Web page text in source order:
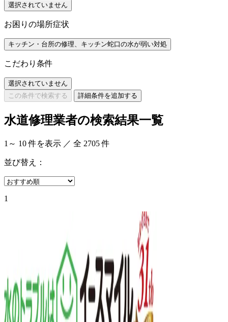
選択されていません
お困りの場所症状
キッチン・台所の修理、キッチン蛇口の水が弱い対処
こだわり条件
選択されていません
この条件で検索する
詳細条件を追加する
水道修理業者の検索結果一覧
1 ～ 10 件を表示 ／ 全 2705件
並び替え：
1